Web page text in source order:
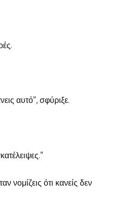
αυτό”, σφύριξε.
νομίζεις ότι κανείς δεν